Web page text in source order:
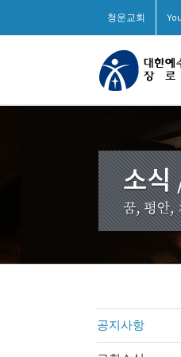
청운교회
공지사항